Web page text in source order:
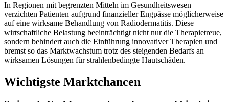
In Regionen mit begrenzten Mitteln im Gesundheitswesen
verzichten Patienten aufgrund finanzieller Engpässe möglicherweise
auf eine wirksame Behandlung von Radiodermatitis. Diese
wirtschaftliche Belastung beeinträchtigt nicht nur die Therapietreue,
sondern behindert auch die Einführung innovativer Therapien und
bremst so das Marktwachstum trotz des steigenden Bedarfs an
wirksamen Lösungen für strahlenbedingte Hautschäden.
Wichtigste Marktchancen